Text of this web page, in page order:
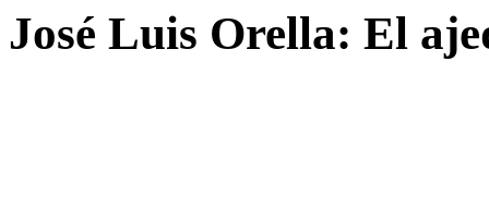
José Luis Orella: El